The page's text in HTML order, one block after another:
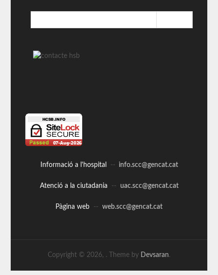
Informació a l'hospital -- info.scc@gencat.cat
Atenció a la ciutadania -- uac.scc@gencat.cat
Pàgina web -- web.scc@gencat.cat
Copyright © 2026, . Theme by Devsaran.